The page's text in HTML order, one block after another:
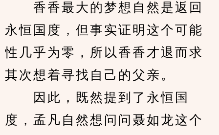
香香最大的梦想自然是返回
永恒国度，但事实证明这个可能
性几乎为零，所以香香才退而求
其次想着寻找自己的父亲。
因此，既然提到了永恒国
度，孟凡自然想问问聂如龙这个